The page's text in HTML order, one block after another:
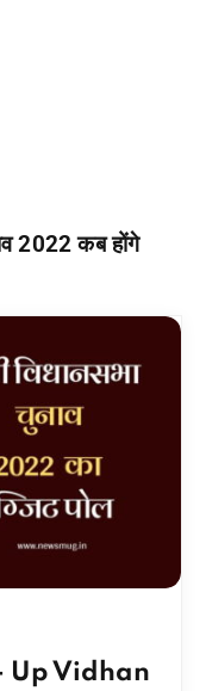
2022 कब होंगे
– Up Vidhan